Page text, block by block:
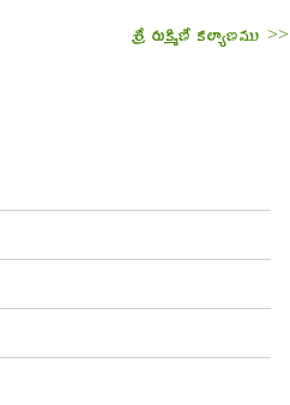
శ్రీ రుక్మిణీ కల్యాణము >>